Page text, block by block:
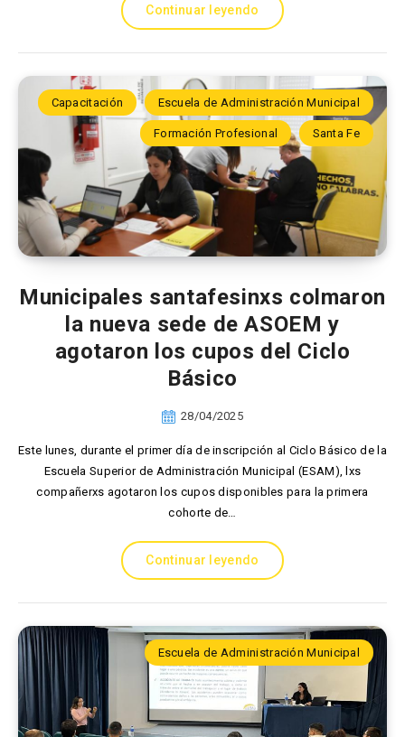
Continuar leyendo
Capacitación Escuela de Administración Municipal
Formación Profesional Santa Fe
Municipales santafesinxs colmaron
la nueva sede de ASOEM y
agotaron los cupos del Ciclo
Básico
28/04/2025
Este lunes, durante el primer día de inscripción al Ciclo Básico de la
Escuela Superior de Administración Municipal (ESAM), lxs
compañerxs agotaron los cupos disponibles para la primera
cohorte de…
Continuar leyendo
Escuela de Administración Municipal